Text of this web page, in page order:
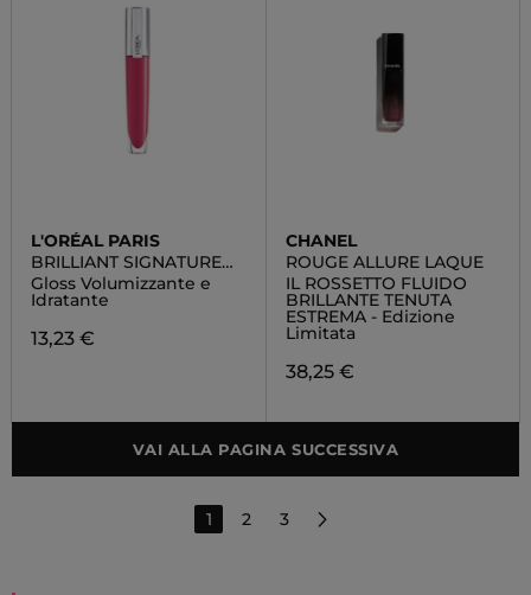
L'ORÉAL PARIS
BRILLIANT SIGNATURE
PLUMP
Gloss Volumizzante e
Idratante
13,23 €
CHANEL
ROUGE ALLURE LAQUE
IL ROSSETTO FLUIDO
BRILLANTE TENUTA
ESTREMA - Edizione
Limitata
38,25 €
VAI ALLA PAGINA SUCCESSIVA
1 2 3